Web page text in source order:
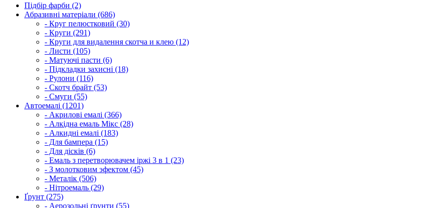
Підбір фарби (2)
Абразивні матеріали (686)
- Круг пелюстковий (30)
- Круги (291)
- Круги для видалення скотча и клею (12)
- Листи (105)
- Матуючі пасти (6)
- Підкладки захисні (18)
- Рулони (116)
- Скотч брайт (53)
- Смуги (55)
Автоемалі (1201)
- Акрилові емалі (366)
- Алкідна емаль Мікс (28)
- Алкидні емалі (183)
- Для бампера (15)
- Для дісків (6)
- Емаль з перетворювачем іржі 3 в 1 (23)
- З молотковим эфектом (45)
- Металік (506)
- Нітроемаль (29)
Ґрунт (275)
- Аерозольні ґрунти (55)